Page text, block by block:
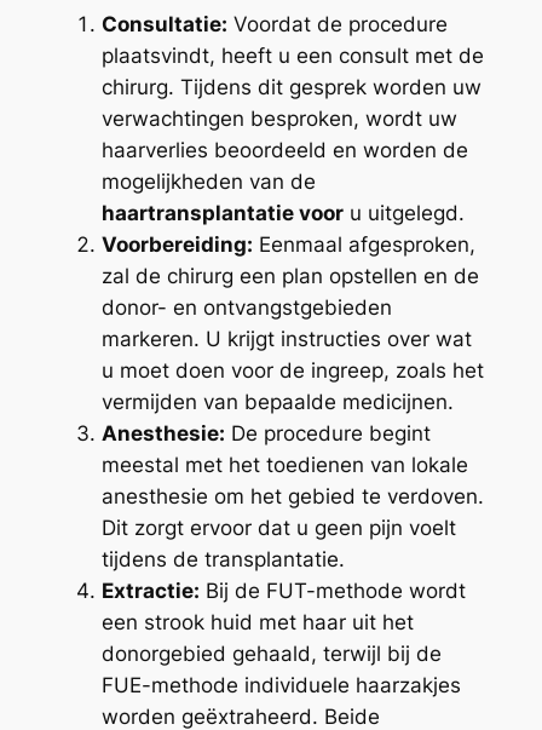
Consultatie: Voordat de procedure
plaatsvindt, heeft u een consult met de
chirurg. Tijdens dit gesprek worden uw
verwachtingen besproken, wordt uw
haarverlies beoordeeld en worden de
mogelijkheden van de
haartransplantatie vooru uitgelegd.
Voorbereiding: Eenmaal afgesproken,
zal de chirurg een plan opstellen en de
donor- en ontvangstgebieden
markeren. U krijgt instructies over wat
u moet doen voor de ingreep, zoals het
vermijden van bepaalde medicijnen.
Anesthesie: De procedure begint
meestal met het toedienen van lokale
anesthesie om het gebied te verdoven.
Dit zorgt ervoor dat u geen pijn voelt
tijdens de transplantatie.
Extractie: Bij de FUT-methode wordt
een strook huid met haar uit het
donorgebied gehaald, terwijl bij de
FUE-methode individuele haarzakjes
worden geëxtraheerd. Beide